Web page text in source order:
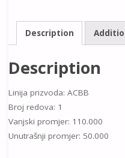
Description
Description
Linija prizvoda: ACBB
Broj redova: 1
Vanjski promjer: 110.000
Unutrašnji promjer: 50.000